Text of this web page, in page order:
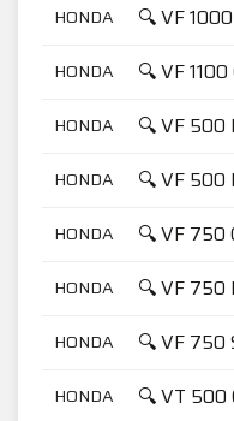
HONDA 🔍 VF
HONDA 🔍 VF
HONDA 🔍 VF 500
HONDA 🔍 VF 500
HONDA 🔍 VF 750
HONDA 🔍 VF 750
HONDA 🔍 VF 750
HONDA 🔍 VT 500